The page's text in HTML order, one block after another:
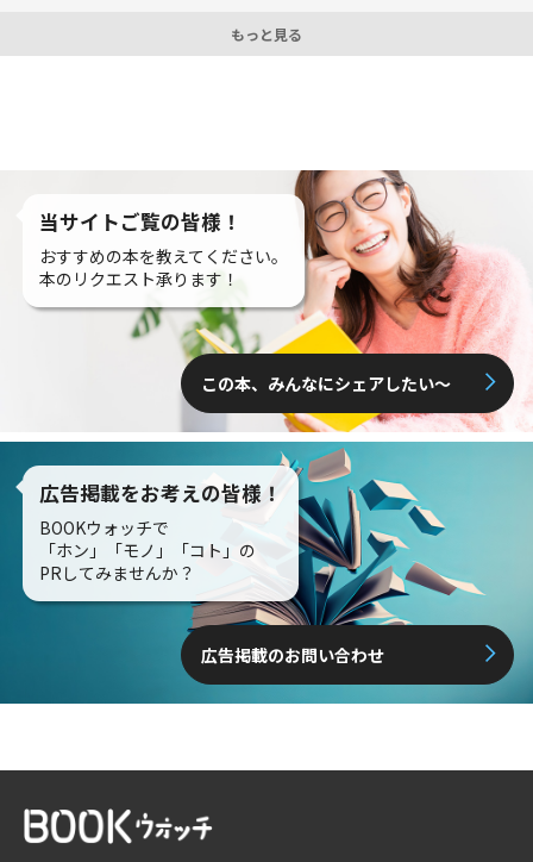
もっと見る
当サイトご覧の皆様！
おすすめの本を教えてください。
本のリクエスト承ります！
この本、みんなにシェアしたい〜
広告掲載をお考えの皆様！
BOOKウォッチで
「ホン」「モノ」「コト」の
PRしてみませんか？
広告掲載のお問い合わせ